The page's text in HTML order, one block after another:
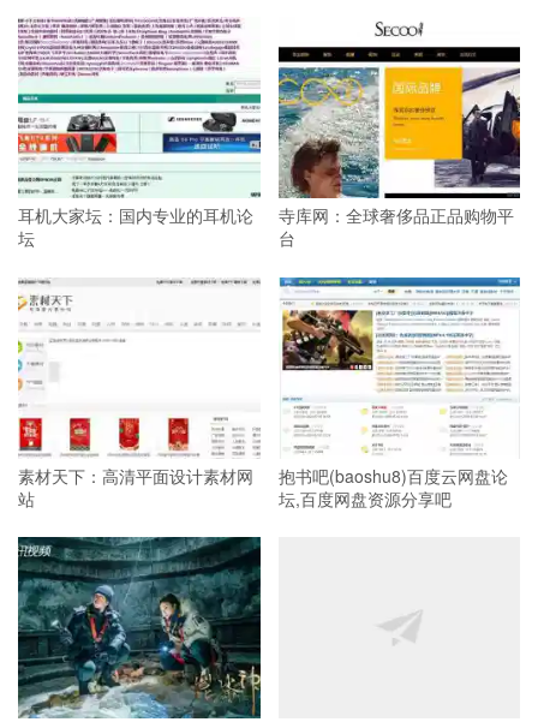
耳机大家坛：国内专业的耳机论
坛
寺库网：全球奢侈品正品购物平
台
素材天下：高清平面设计素材网
站
抱书吧(baoshu8)百度云网盘论
坛,百度网盘资源分享吧